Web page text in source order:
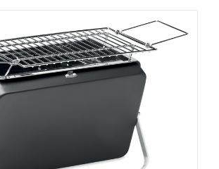
Las
opciones
se
pueden